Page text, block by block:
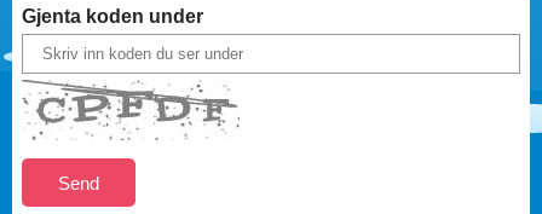
Gjenta koden under